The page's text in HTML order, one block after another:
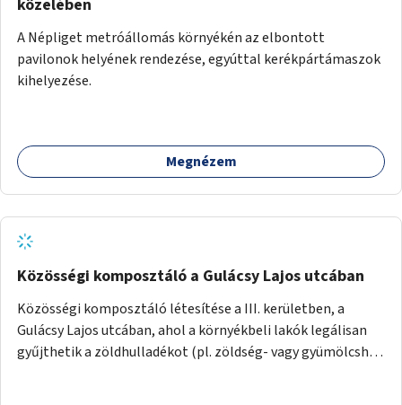
közelében
A Népliget metróállomás környékén az elbontott
pavilonok helyének rendezése, egyúttal kerékpártámaszok
kihelyezése.
Megnézem
Közösségi komposztáló a Gulácsy Lajos utcában
Közösségi komposztáló létesítése a III. kerületben, a
Gulácsy Lajos utcában, ahol a környékbeli lakók legálisan
gyűjthetik a zöldhulladékot (pl. zöldség- vagy gyümölcshéj,